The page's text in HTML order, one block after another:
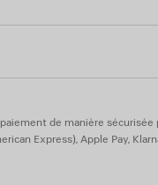
de manière sécurisée
Express), Apple Pay,